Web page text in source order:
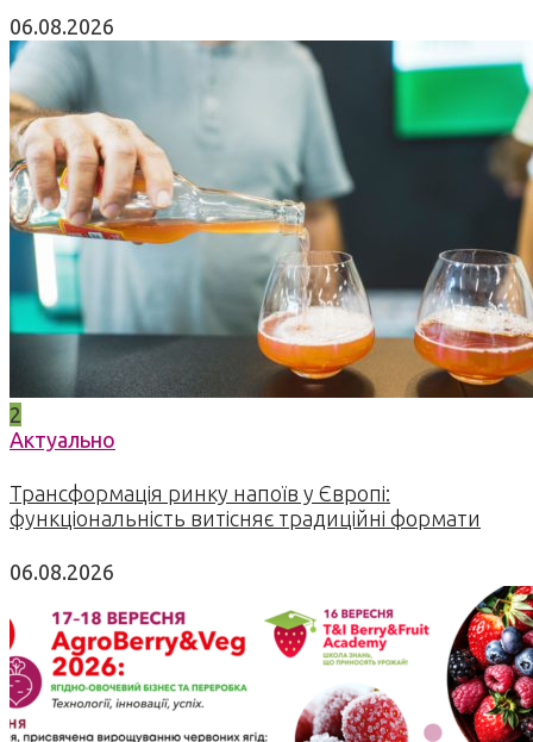
06.08.2026
2
Актуально
Трансформація ринку напоїв у Європі:
функціональність витісняє традиційні формати
06.08.2026